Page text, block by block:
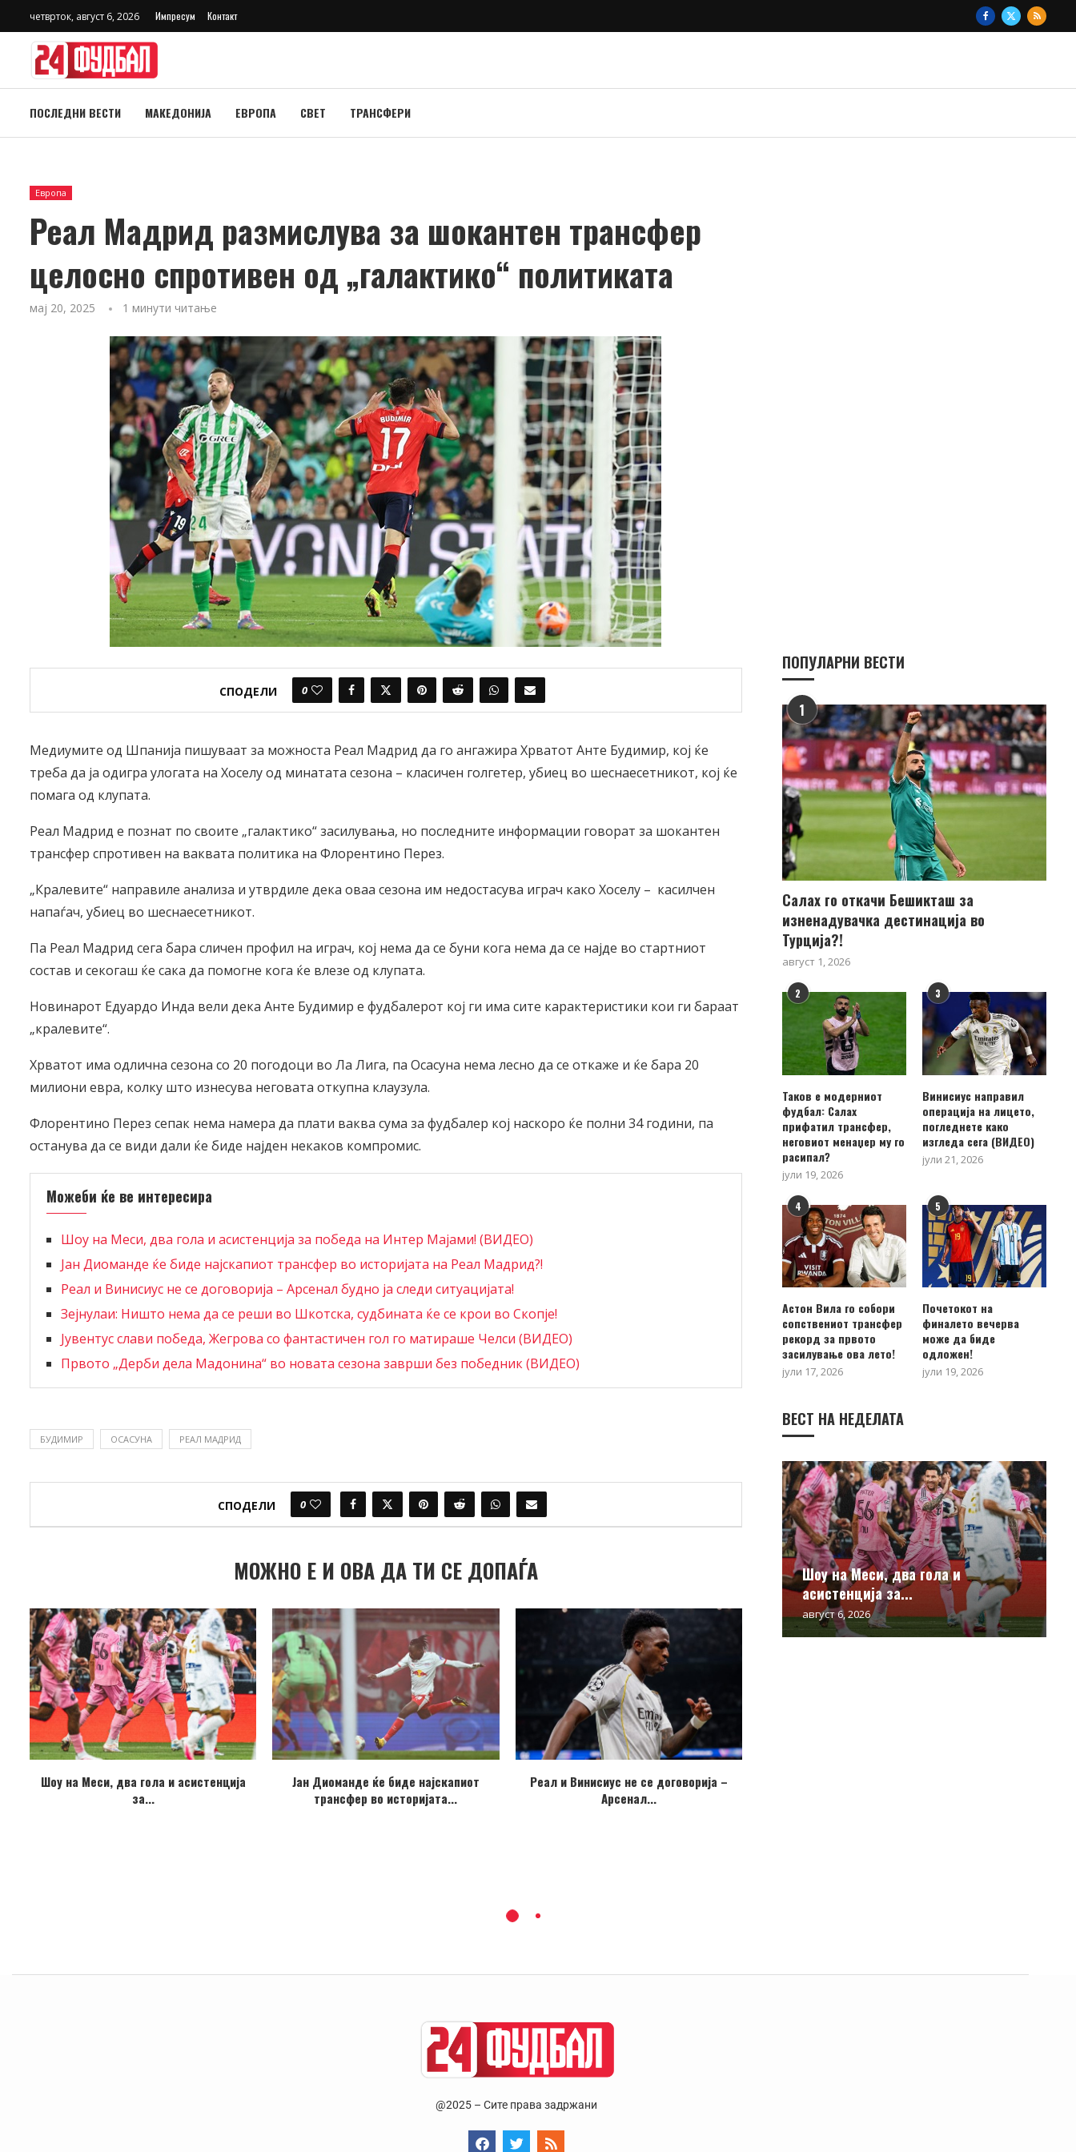
четврток, август 6, 2026 Импресум Контакт
ПОСЛЕДНИ ВЕСТИ МАКЕДОНИЈА ЕВРОПА СВЕТ ТРАНСФЕРИ
Европа
Реал Мадрид размислува за шокантен трансфер
целосно спротивен од „галактико“ политиката
мај 20, 2025 1 минути читање
СПОДЕЛИ 0
Медиумите од Шпанија пишуваат за можноста Реал Мадрид да го ангажира Хрватот Анте Будимир, кој ќе
треба да ја одигра улогата на Хоселу од минатата сезона – класичен голгетер, убиец во шеснаесетникот, кој ќе
помага од клупата.
Реал Мадрид е познат по своите „галактико“ засилувања, но последните информации говорат за шокантен
трансфер спротивен на ваквата политика на Флорентино Перез.
„Кралевите“ направиле анализа и утврдиле дека оваа сезона им недостасува играч како Хоселу – касилчен
напаѓач, убиец во шеснаесетникот.
Па Реал Мадрид сега бара сличен профил на играч, кој нема да се буни кога нема да се најде во стартниот
состав и секогаш ќе сака да помогне кога ќе влезе од клупата.
Новинарот Едуардо Инда вели дека Анте Будимир е фудбалерот кој ги има сите карактеристики кои ги бараат
„кралевите“.
Хрватот има одлична сезона со 20 погодоци во Ла Лига, па Осасуна нема лесно да се откаже и ќе бара 20
милиони евра, колку што изнесува неговата откупна клаузула.
Флорентино Перез сепак нема намера да плати ваква сума за фудбалер кој наскоро ќе полни 34 години, па
останува да се види дали ќе биде најден некаков компромис.
Можеби ќе ве интересира
Шоу на Меси, два гола и асистенција за победа на Интер Мајами! (ВИДЕО)
Јан Диоманде ќе биде најскапиот трансфер во историјата на Реал Мадрид?!
Реал и Винисиус не се договорија – Арсенал будно ја следи ситуацијата!
Зејнулаи: Ништо нема да се реши во Шкотска, судбината ќе се крои во Скопје!
Јувентус слави победа, Жегрова со фантастичен гол го матираше Челси (ВИДЕО)
Првото „Дерби дела Мадонина“ во новата сезона заврши без победник (ВИДЕО)
БУДИМИР ОСАСУНА РЕАЛ МАДРИД
СПОДЕЛИ 0
МОЖНО Е И ОВА ДА ТИ СЕ ДОПАЃА
Шоу на Меси, два гола и асистенција
за...
Јан Диоманде ќе биде најскапиот
трансфер во историјата...
Реал и Винисиус не се договорија –
Арсенал...
ПОПУЛАРНИ ВЕСТИ
1
Салах го откачи Бешикташ за
изненадувачка дестинација во
Турција?!
август 1, 2026
2
Таков е модерниот
фудбал: Салах
прифатил трансфер,
неговиот менаџер му го
расипал?
јули 19, 2026
3
Винисиус направил
операција на лицето,
погледнете како
изгледа сега (ВИДЕО)
јули 21, 2026
4
Астон Вила го собори
сопствениот трансфер
рекорд за првото
засилување ова лето!
јули 17, 2026
5
Почетокот на
финалето вечерва
може да биде
одложен!
јули 19, 2026
ВЕСТ НА НЕДЕЛАТА
Шоу на Меси, два гола и
асистенција за...
август 6, 2026
@2025 – Сите права задржани